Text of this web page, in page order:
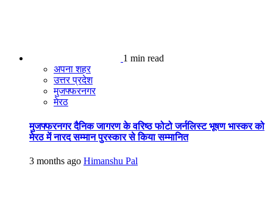
1 min read
अपना शहर
उत्तर प्रदेश
मुजफ्फरनगर
मेरठ
मुजफ्फरनगर दैनिक जागरण के वरिष्ठ फोटो जर्नलिस्ट भूषण भास्कर को
मेरठ में नारद सम्मान पुरस्कार से किया सम्मानित
3 months ago Himanshu Pal